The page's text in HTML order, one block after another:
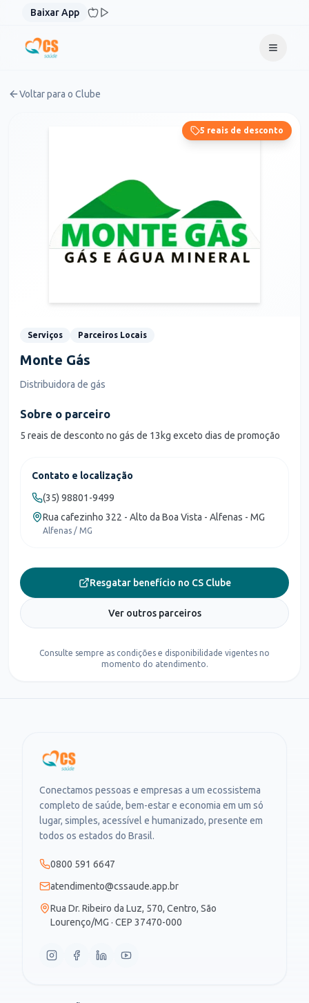
Pular para o conteúdo
Baixar App
Voltar para o Clube
5 reais de desconto
Serviços Parceiros Locais
Monte Gás
Distribuidora de gás
Sobre o parceiro
5 reais de desconto no gás de 13kg exceto dias de promoção
Contato e localização
(35) 98801-9499
Rua cafezinho 322 - Alto da Boa Vista - Alfenas - MG
Alfenas / MG
Resgatar benefício no CS Clube
Ver outros parceiros
Consulte sempre as condições e disponibilidade vigentes no
momento do atendimento.
Conectamos pessoas e empresas a um ecossistema
completo de saúde, bem-estar e economia em um só
lugar, simples, acessível e humanizado, presente em
todos os estados do Brasil.
0800 591 6647
atendimento@cssaude.app.br
Rua Dr. Ribeiro da Luz, 570, Centro, São
Lourenço/MG · CEP 37470-000